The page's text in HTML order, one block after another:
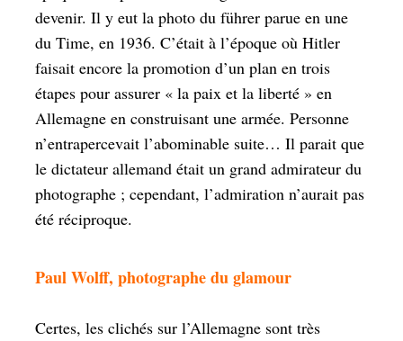
devenir. Il y eut la photo du führer parue en une
du Time, en 1936. C’était à l’époque où Hitler
faisait encore la promotion d’un plan en trois
étapes pour assurer « la paix et la liberté » en
Allemagne en construisant une armée. Personne
n’entrapercevait l’abominable suite… Il parait que
le dictateur allemand était un grand admirateur du
photographe ; cependant, l’admiration n’aurait pas
été réciproque.
Paul Wolff, photographe du glamour
Certes, les clichés sur l’Allemagne sont très